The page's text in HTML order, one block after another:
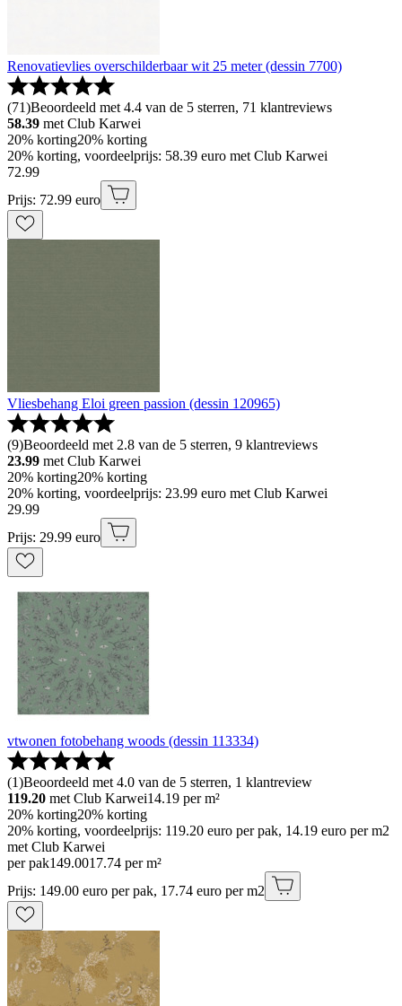
Renovatievlies overschilderbaar wit 25 meter (dessin 7700)
(71)Beoordeeld met 4.4 van de 5 sterren, 71 klantreviews
58.39 met Club Karwei
20% korting20% korting
20% korting, voordeelprijs: 58.39 euro met Club Karwei
72.99
Prijs: 72.99 euro
Vliesbehang Eloi green passion (dessin 120965)
(9)Beoordeeld met 2.8 van de 5 sterren, 9 klantreviews
23.99 met Club Karwei
20% korting20% korting
20% korting, voordeelprijs: 23.99 euro met Club Karwei
29.99
Prijs: 29.99 euro
vtwonen fotobehang woods (dessin 113334)
(1)Beoordeeld met 4.0 van de 5 sterren, 1 klantreview
119.20 met Club Karwei14.19 per m²
20% korting20% korting
20% korting, voordeelprijs: 119.20 euro per pak, 14.19 euro per m2
met Club Karwei
per pak149.0017.74 per m²
Prijs: 149.00 euro per pak, 17.74 euro per m2